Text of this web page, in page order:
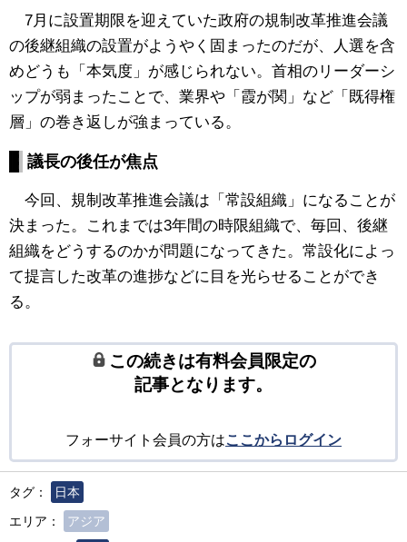
7月に設置期限を迎えていた政府の規制改革推進会議
の後継組織の設置がようやく固まったのだが、人選を含
めどうも「本気度」が感じられない。首相のリーダーシ
ップが弱まったことで、業界や「霞が関」など「既得権
層」の巻き返しが強まっている。
議長の後任が焦点
今回、規制改革推進会議は「常設組織」になることが
決まった。これまでは3年間の時限組織で、毎回、後継
組織をどうするのかが問題になってきた。常設化によっ
て提言した改革の進捗などに目を光らせることができ
る。
この続きは有料会員限定の
記事となります。
フォーサイト会員の方はここからログイン
タグ：
日本
エリア：
アジア